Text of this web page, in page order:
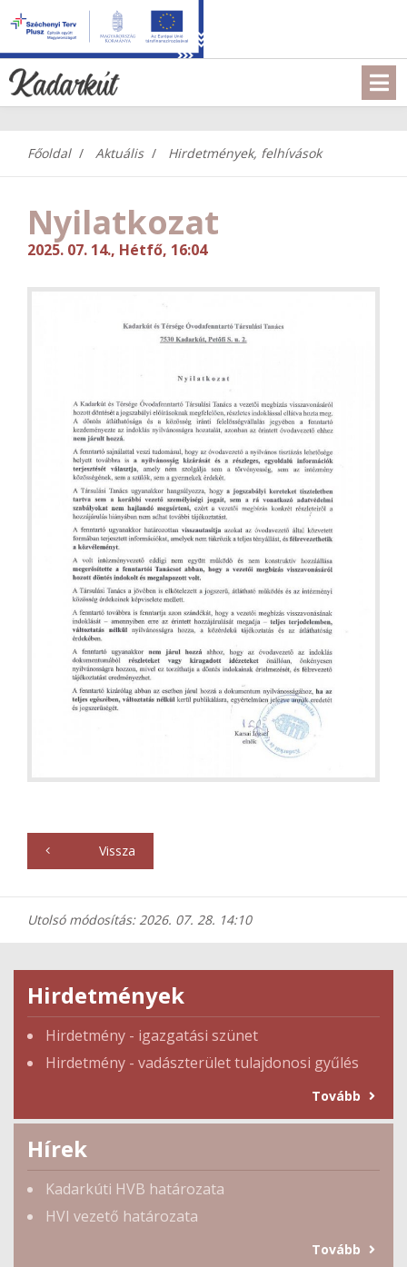
Főoldal Aktuális Hirdetmények, felhívások
Nyilatkozat
2025. 07. 14., Hétfő, 16:04
Vissza
Utolsó módosítás: 2026. 07. 28. 14:10
Hirdetmények
Hirdetmény - igazgatási szünet
Hirdetmény - vadászterület tulajdonosi gyűlés
Tovább
Hírek
Kadarkúti HVB határozata
HVI vezető határozata
Tovább